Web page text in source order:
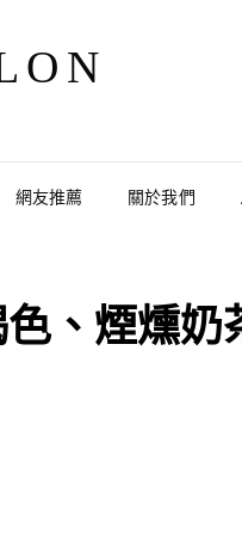
網友推薦 關於我們
、煙燻奶